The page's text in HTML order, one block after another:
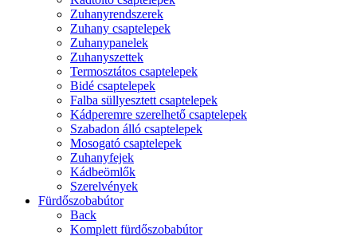
Zuhanyrendszerek
Zuhany csaptelepek
Zuhanypanelek
Zuhanyszettek
Termosztátos csaptelepek
Bidé csaptelepek
Falba süllyesztett csaptelepek
Kádperemre szerelhető csaptelepek
Szabadon álló csaptelepek
Mosogató csaptelepek
Zuhanyfejek
Kádbeömlők
Szerelvények
Fürdőszobabútor
Back
Komplett fürdőszobabútor